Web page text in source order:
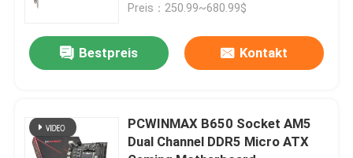
Preis：250.99~680.99$
Bestpreis Kontakt
PCWINMAX B650 Socket AM5
Dual Channel DDR5 Micro ATX